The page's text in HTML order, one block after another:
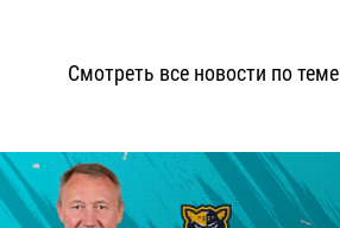
Смотреть все новости по теме